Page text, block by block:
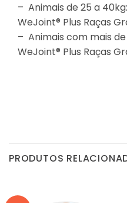
– Animais de 25 a
WeJoint® Plus Raças
– Animais com mais
WeJoint® Plus Raças
PRODUTOS